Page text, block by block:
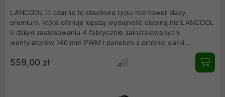
LANCOOL III czarna to obudowa typu mid-tower klasy
premium, która oferuje lepszą wydajność cieplną niż LANCOOL
II dzięki zastosowaniu 4 fabrycznie zainstalowanych
wentylatorów 140 mm PWM i panelom z drobnej siatki
przepływu powietrza do wysokiej klasy komponentów, podczas
559,00 zł